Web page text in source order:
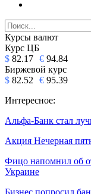
Курсы валют
Курс ЦБ
$ 82.17 € 94.84
Биржевой курс
$ 82.52 € 95.39
Интересное:
Альфа-Банк стал
Акция Нечерная
Фицо напомнил об
Украине
Бизнес попросил